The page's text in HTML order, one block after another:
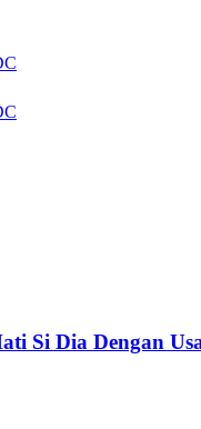
Si Dia Dengan